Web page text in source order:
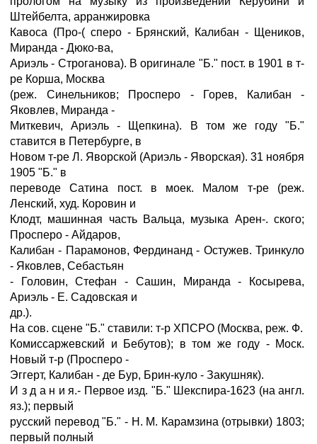
Штейбелта, арранжировка
Кавоса (Про-( сперо - Брянский, Калибан - Щеников,
Миранда - Дюко-ва,
Ариэль - Строганова). В оригинале "Б." пост. в 1901 в т-
ре Корша, Москва
(реж. Синельников; Просперо - Горев, Калибан -
Яковлев, Миранда -
Миткевич, Ариэль - Щепкина). В том же году "Б."
ставится в Петербурге, в
Новом т-ре Л. Яворской (Ариэль - Яворская). 31 ноября
1905 "Б." в
переводе Сатина пост. в моек. Малом т-ре (реж.
Ленский, худ. Коровин и
Клодт, машинная часть Вальца, музыка Арен-. ского;
Просперо - Айдаров,
Калибан - Парамонов, Фердинанд - Остужев. Тринкуло
- Яковлев, Себастьян
- Головин, Стефан - Сашин, Миранда - Косырева,
Ариэль - Е. Садовская и
др.).
На сов. сцене "Б." ставили: т-р ХПСРО (Москва, реж. Ф.
Комиссаржевский и Бебутов); в том же году - Моск.
Новый т-р (Просперо -
Эггерт, Калибан - де Бур, Брин-куло - Закушняк).
И з д а н и я.- Первое изд. "Б." Шекспира-1623 (на англ.
яз.); первый
русский перевод "Б." - H. M. Карамзина (отрывки) 1803;
первый полный